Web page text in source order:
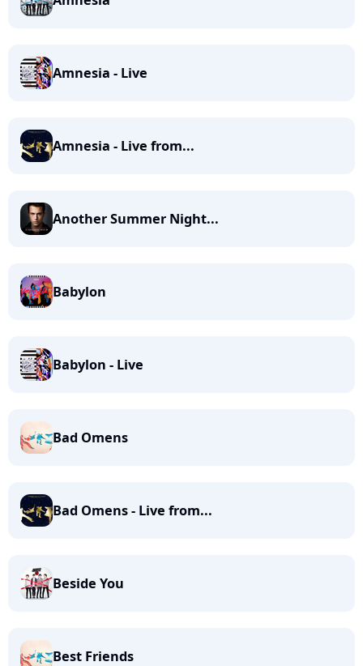
Amnesia - Live
Amnesia - Live from...
Another Summer Night...
Babylon
Babylon - Live
Bad Omens
Bad Omens - Live from...
Beside You
Best Friends